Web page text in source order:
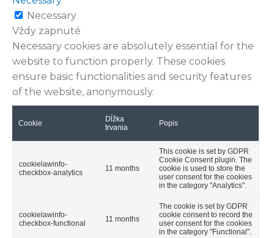
Necessary
Vždy zapnuté
Necessary cookies are absolutely essential for the
website to function properly. These cookies
ensure basic functionalities and security features
of the website, anonymously.
Cookie
Dĺžka
trvania
Popis
cookielawinfo-
checkbox-analytics
11 months
This cookie is set by GDPR
Cookie Consent plugin. The
cookie is used to store the
user consent for the cookies
in the category "Analytics".
cookielawinfo-
checkbox-functional
11 months
The cookie is set by GDPR
cookie consent to record the
user consent for the cookies
in the category "Functional".